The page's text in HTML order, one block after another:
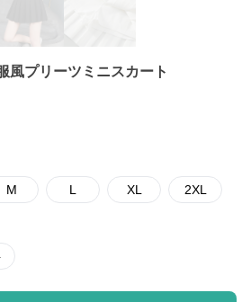
風プリーツミニスカート
M L XL 2XL